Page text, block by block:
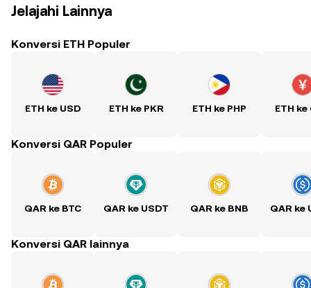
Jelajahi Lainnya
Konversi ETH Populer
ETH ke USD ETH ke PKR ETH ke PHP ETH ke
Konversi QAR Populer
QAR ke BTC QAR ke USDT QAR ke BNB QAR ke
Konversi QAR lainnya